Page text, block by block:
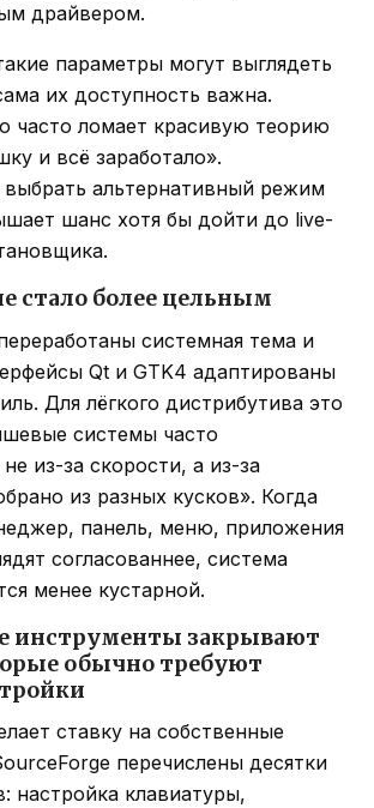
драйвером.
параметры могут выглядеть
их доступность важна.
часто ломает красивую теорию
и всё заработало».
альтернативный режим
шанс хотя бы дойти до live-
стало более цельным
системная тема и
Qt и GTK4 адаптированы
Для лёгкого дистрибутива это
системы часто
из-за скорости, а из-за
из разных кусков». Когда
панель, меню, приложения
согласованнее, система
менее кустарной.
инструменты закрывают
обычно требуют
ставку на собственные
перечислены десятки
настройка клавиатуры,